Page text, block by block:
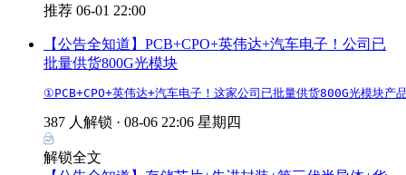
推荐 06-01 22:00
【公告全知道】PCB+CPO+英伟达+汽车电子！公司已
批量供货800G光模块
①PCB+CPO+英伟达+汽车电子！这家公司已批量供货800G光模块
387 人解锁 · 08-06 22:06 星期四
解锁全文